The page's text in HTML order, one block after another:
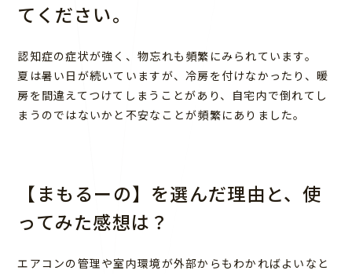
てください。
認知症の症状が強く、物忘れも頻繁にみられています。
夏は暑い日が続いていますが、冷房を付けなかったり、暖
房を間違えてつけてしまうことがあり、自宅内で倒れてし
まうのではないかと不安なことが頻繁にありました。
【まもるーの】を選んだ理由と、使
ってみた感想は？
エアコンの管理や室内環境が外部からもわかればよいなと